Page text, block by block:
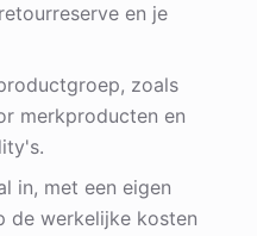
en je
zoals
merkproducten en
in, met een eigen
de werkelijke kosten